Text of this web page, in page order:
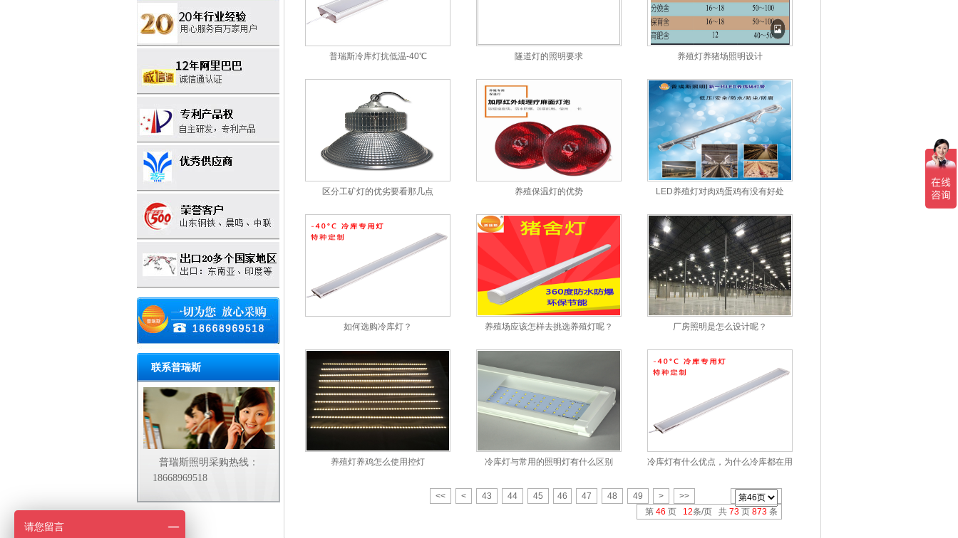
联系普瑞斯
普瑞斯照明采购热线：
18668969518
普瑞斯冷库灯抗低温-40℃ 隧道灯的照明要求 养殖灯养猪场照明设计
区分工矿灯的优劣要看那几点 养殖保温灯的优势 LED养殖灯对肉鸡蛋鸡有没有好处
如何选购冷库灯？ 养殖场应该怎样去挑选养殖灯呢？ 厂房照明是怎么设计呢？
养殖灯养鸡怎么使用控灯 冷库灯与常用的照明灯有什么区别 冷库灯有什么优点，为什么冷库都在用冷库灯？
<< < 43 44 45 46 47 48 49 >
>>
第 46 页 12条/页 共 73 页 873 条
请您留言